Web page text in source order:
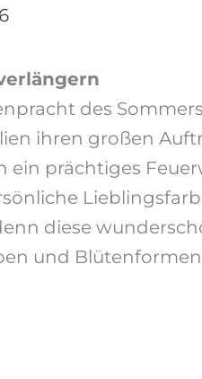
des
ihren großen
ein prächtiges
diese
und